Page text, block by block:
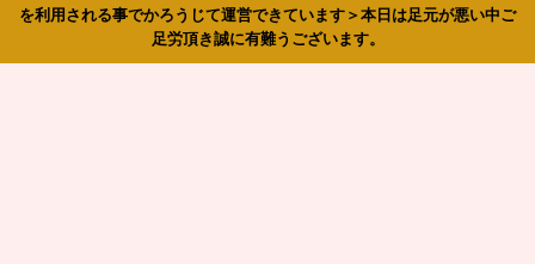
を利用される事でかろうじて運営できています＞本日は足元が悪い中ご
足労頂き誠に有難うございます。